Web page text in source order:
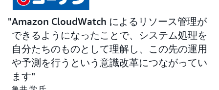
などで構成したシステムはマルチ AZ 構成で冗長性を確
保。同社は 2022 年 11 月現在、20 種ほどのシステムの
うち 9 種のシステムを AWS に移行しています。その他
のクラウドも利用しているほか、残りのシステムもリプ
レース時のクラウド化を検討中です。
ソリューション
Amazon CloudWatch によるリソース管理が
できるようになったことで、システム処理を
自分たちのものとして理解し、この先の運用
や予測を行うという意識改革につながってい
ます